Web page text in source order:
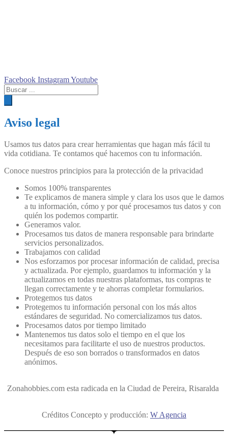
Facebook InstagramYoutube
Búsqueda
de
productos
Aviso legal
Usamos tus datos para crear herramientas que hagan más fácil tu
vida cotidiana. Te contamos qué hacemos con tu información.
Conoce nuestros principios para la protección de la privacidad
Somos 100% transparentes
Te explicamos de manera simple y clara los usos que le damos
a tu información, cómo y por qué procesamos tus datos y con
quién los podemos compartir.
Generamos valor.
Procesamos tus datos de manera responsable para brindarte
servicios personalizados.
Trabajamos con calidad
Nos esforzamos por procesar información de calidad, precisa
y actualizada. Por ejemplo, guardamos tu información y la
actualizamos en todas nuestras plataformas, tus compras te
llegan correctamente y te ahorras completar formularios.
Protegemos tus datos
Protegemos tu información personal con los más altos
estándares de seguridad. No comercializamos tus datos.
Procesamos datos por tiempo limitado
Mantenemos tus datos solo el tiempo en el que los
necesitamos para facilitarte el uso de nuestros productos.
Después de eso son borrados o transformados en datos
anónimos.
Zonahobbies.com esta radicada en la Ciudad de Pereira, Risaralda
Créditos Concepto y producción: W Agencia